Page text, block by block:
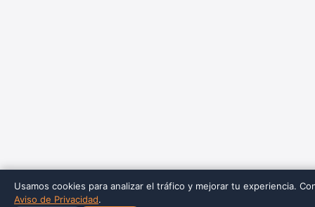
Usamos cookies para analizar el tráfico y mejorar tu experiencia.
Aviso de Privacidad.